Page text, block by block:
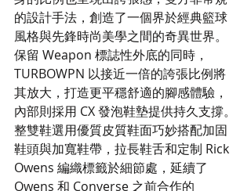
的設計手法，創造了一個界於經典籃球
風格與先鋒時尚美學之間的奇異世界。
保留 Weapon 標誌性外底的同時，
TURBOWPN 以接近一倍的誇張比例將
其放大，打造更平穩舒適的腳感體驗，
內部則採用 CX 發泡鞋墊提供持久支撐。
整雙鞋選用優質皮質鞋面巧妙搭配加固
鞋頭與加寬鞋帶，拉長鞋舌和定制 Rick
Owens 編織標籤於細節處，延續了
Owens 和 Converse 之前合作的